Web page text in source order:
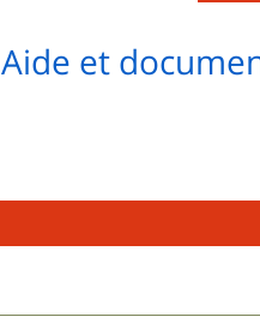
Aide et